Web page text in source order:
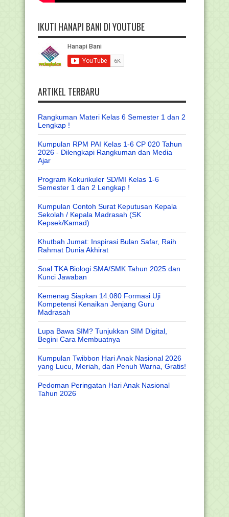
IKUTI HANAPI BANI DI YOUTUBE
ARTIKEL TERBARU
Rangkuman Materi Kelas 6 Semester 1 dan 2
Lengkap !
Kumpulan RPM PAI Kelas 1-6 CP 020 Tahun
2026 - Dilengkapi Rangkuman dan Media
Ajar
Program Kokurikuler SD/MI Kelas 1-6
Semester 1 dan 2 Lengkap !
Kumpulan Contoh Surat Keputusan Kepala
Sekolah / Kepala Madrasah (SK
Kepsek/Kamad)
Khutbah Jumat: Inspirasi Bulan Safar, Raih
Rahmat Dunia Akhirat
Soal TKA Biologi SMA/SMK Tahun 2025 dan
Kunci Jawaban
Kemenag Siapkan 14.080 Formasi Uji
Kompetensi Kenaikan Jenjang Guru
Madrasah
Lupa Bawa SIM? Tunjukkan SIM Digital,
Begini Cara Membuatnya
Kumpulan Twibbon Hari Anak Nasional 2026
yang Lucu, Meriah, dan Penuh Warna, Gratis!
Pedoman Peringatan Hari Anak Nasional
Tahun 2026